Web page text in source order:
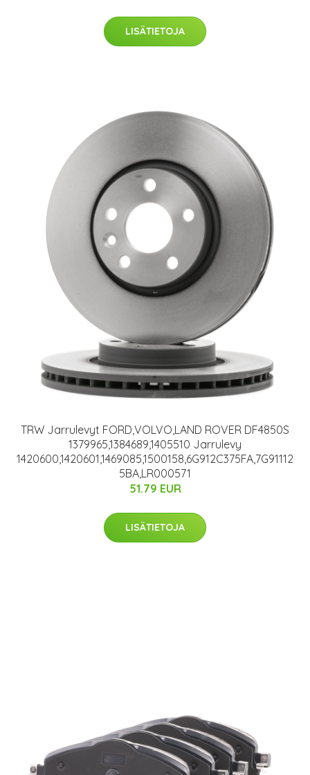
LISÄTIETOJA
TRW Jarrulevyt FORD,VOLVO,LAND ROVER DF4850S
1379965,1384689,1405510 Jarrulevy
1420600,1420601,1469085,1500158,6G912C375FA,7G91112
5BA,LR000571
51.79 EUR
LISÄTIETOJA